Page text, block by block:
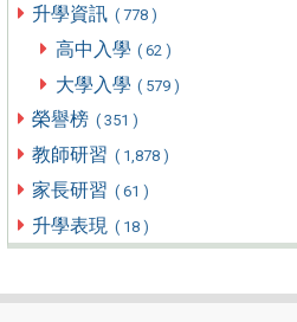
升學資訊 ( 778 )
高中入學 ( 62 )
大學入學 ( 579 )
榮譽榜 ( 351 )
教師研習 ( 1,878 )
家長研習 ( 61 )
升學表現 ( 18 )